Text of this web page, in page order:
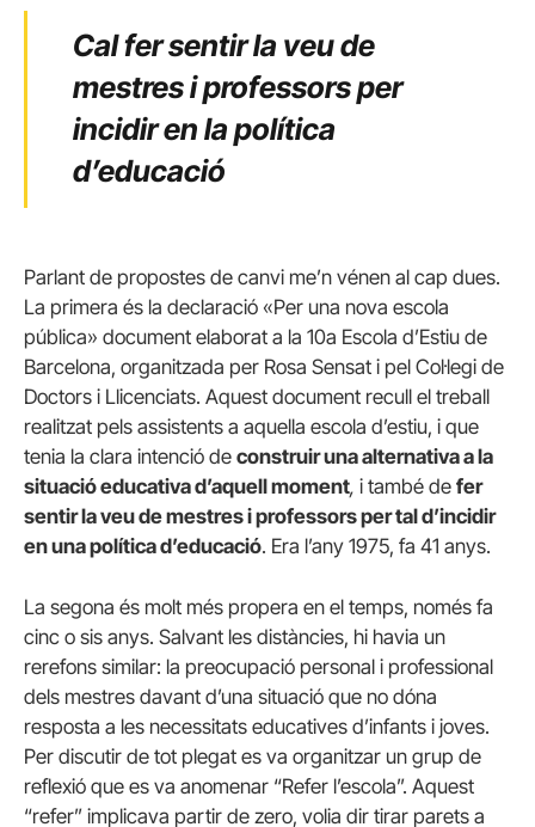
Cal fer sentir la veu de
mestres i professors per
incidir en la política
d’educació
Parlant de propostes de canvi me’n vénen al cap dues.
La primera és la declaració «Per una nova escola
pública» document elaborat a la 10a Escola d’Estiu de
Barcelona, organitzada per Rosa Sensat i pel Col·legi de
Doctors i Llicenciats. Aquest document recull el treball
realitzat pels assistents a aquella escola d’estiu, i que
tenia la clara intenció de construir una alternativa a la
situació educativa d’aquell moment, i també de fer
sentir la veu de mestres i professors per tal d’incidir
en una política d’educació. Era l’any 1975, fa 41 anys.
La segona és molt més propera en el temps, només fa
cinc o sis anys. Salvant les distàncies, hi havia un
rerefons similar: la preocupació personal i professional
dels mestres davant d’una situació que no dóna
resposta a les necessitats educatives d’infants i joves.
Per discutir de tot plegat es va organitzar un grup de
reflexió que es va anomenar “Refer l’escola”. Aquest
“refer” implicava partir de zero, volia dir tirar parets a